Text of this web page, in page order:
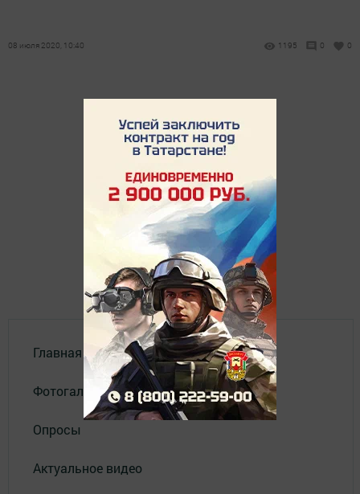
08 июля 2020, 10:40 1195 0 0
Главная
Фотогалереи
Опросы
Актуальное видео